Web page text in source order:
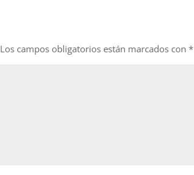
Los campos obligatorios están marcados con*